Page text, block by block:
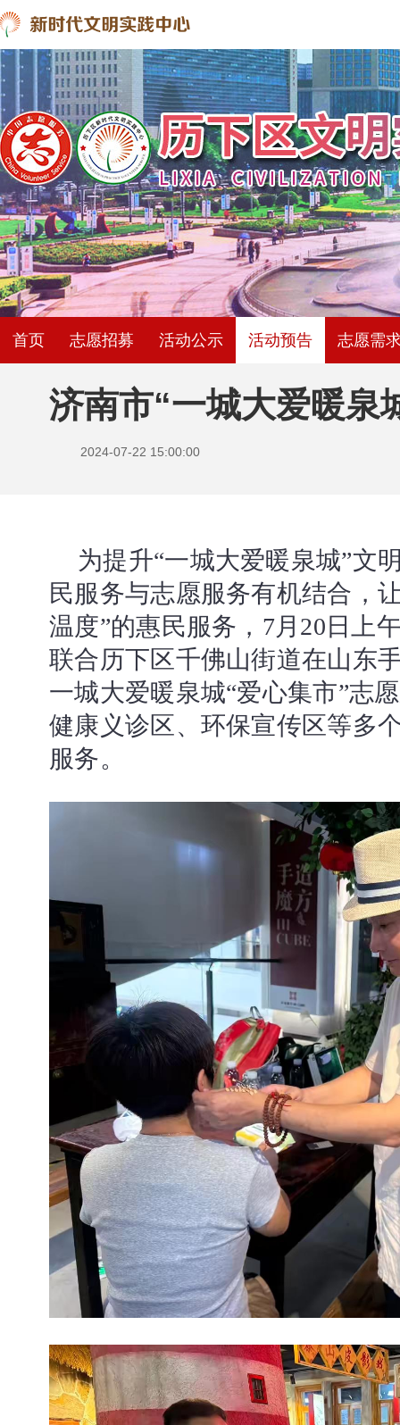
首页 志愿招募 活动公示 活动预告 志愿需
济南市“一城大爱暖泉
2024-07-22 15:00:00
为提升“一城大爱暖泉城”文
民服务与志愿服务有机结合，
温度”的惠民服务， 7月20日上
联合历下区千佛山街道在山东
一城大爱暖泉城“爱心集市”志
健康义诊区、环保宣传区等多
服务。